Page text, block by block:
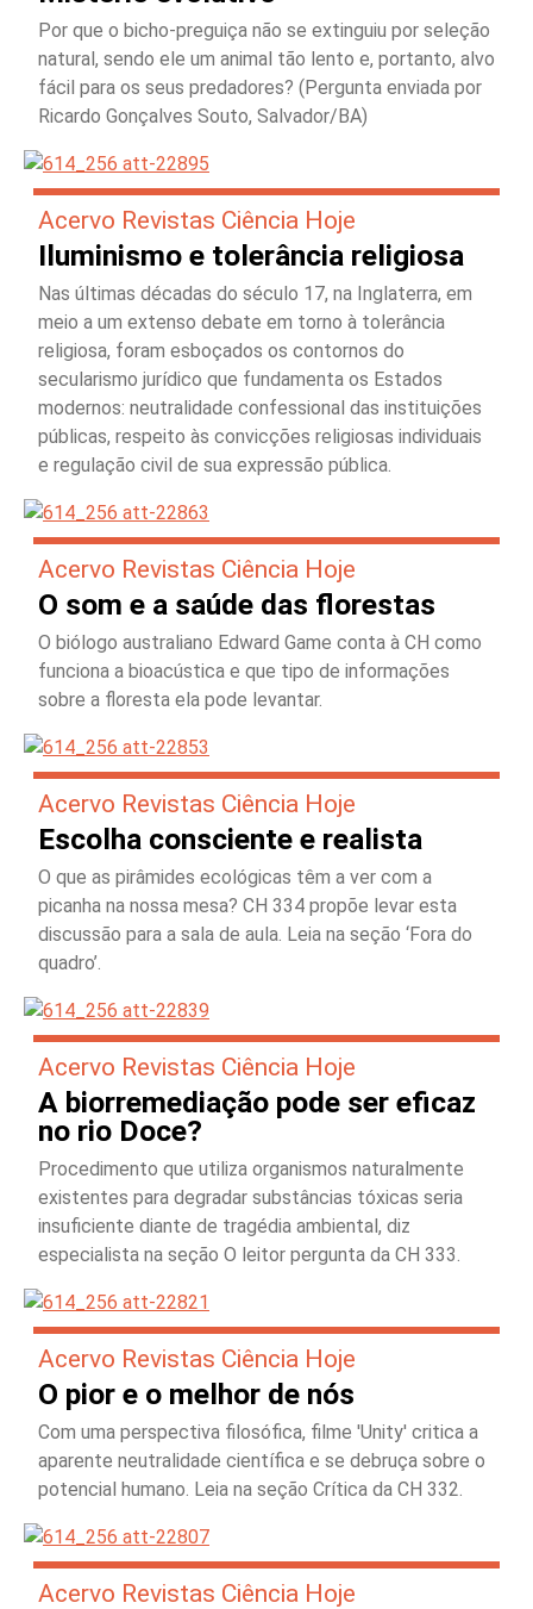
Por que o bicho-preguiça não se extinguiu por seleção
natural, sendo ele um animal tão lento e, portanto, alvo
fácil para os seus predadores? (Pergunta enviada por
Ricardo Gonçalves Souto, Salvador/BA)
Acervo Revistas Ciência Hoje
Iluminismo e tolerância religiosa
Nas últimas décadas do século 17, na Inglaterra, em
meio a um extenso debate em torno à tolerância
religiosa, foram esboçados os contornos do
secularismo jurídico que fundamenta os Estados
modernos: neutralidade confessional das instituições
públicas, respeito às convicções religiosas individuais
e regulação civil de sua expressão pública.
Acervo Revistas Ciência Hoje
O som e a saúde das florestas
O biólogo australiano Edward Game conta à CH como
funciona a bioacústica e que tipo de informações
sobre a floresta ela pode levantar.
Acervo Revistas Ciência Hoje
Escolha consciente e realista
O que as pirâmides ecológicas têm a ver com a
picanha na nossa mesa? CH 334 propõe levar esta
discussão para a sala de aula. Leia na seção ‘Fora do
quadro’.
Acervo Revistas Ciência Hoje
A biorremediação pode ser eficaz
no rio Doce?
Procedimento que utiliza organismos naturalmente
existentes para degradar substâncias tóxicas seria
insuficiente diante de tragédia ambiental, diz
especialista na seção O leitor pergunta da CH 333.
Acervo Revistas Ciência Hoje
O pior e o melhor de nós
Com uma perspectiva filosófica, filme 'Unity' critica a
aparente neutralidade científica e se debruça sobre o
potencial humano. Leia na seção Crítica da CH 332.
Acervo Revistas Ciência Hoje